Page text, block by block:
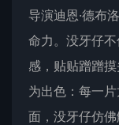
导演迪恩·德布
命力。没牙仔
感，贴贴蹭蹭
为出色：每一
面，没牙仔仿佛